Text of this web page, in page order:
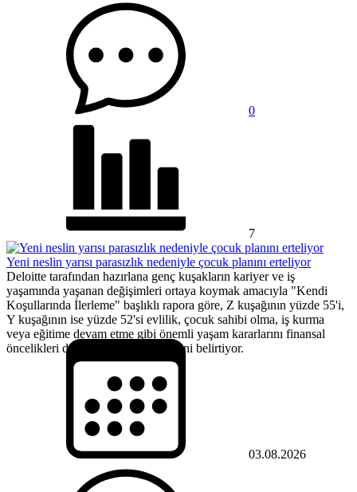
0
7
Yeni neslin yarısı parasızlık nedeniyle çocuk planını erteliyor
Deloitte tarafından hazırlana genç kuşakların kariyer ve iş
yaşamında yaşanan değişimleri ortaya koymak amacıyla "Kendi
Koşullarında İlerleme" başlıklı rapora göre, Z kuşağının yüzde 55'i,
Y kuşağının ise yüzde 52'si evlilik, çocuk sahibi olma, iş kurma
veya eğitime devam etme gibi önemli yaşam kararlarını finansal
öncelikleri doğrultusunda ertelediğini belirtiyor.
03.08.2026